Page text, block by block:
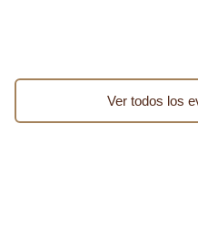
Ver todos los